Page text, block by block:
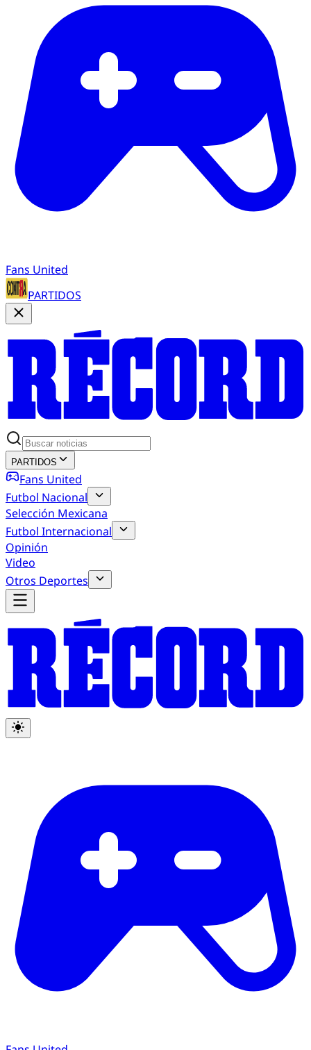
Fans United
PARTIDOS
PARTIDOS
Fans United
Futbol Nacional
Selección Mexicana
Futbol Internacional
Opinión
Video
Otros Deportes